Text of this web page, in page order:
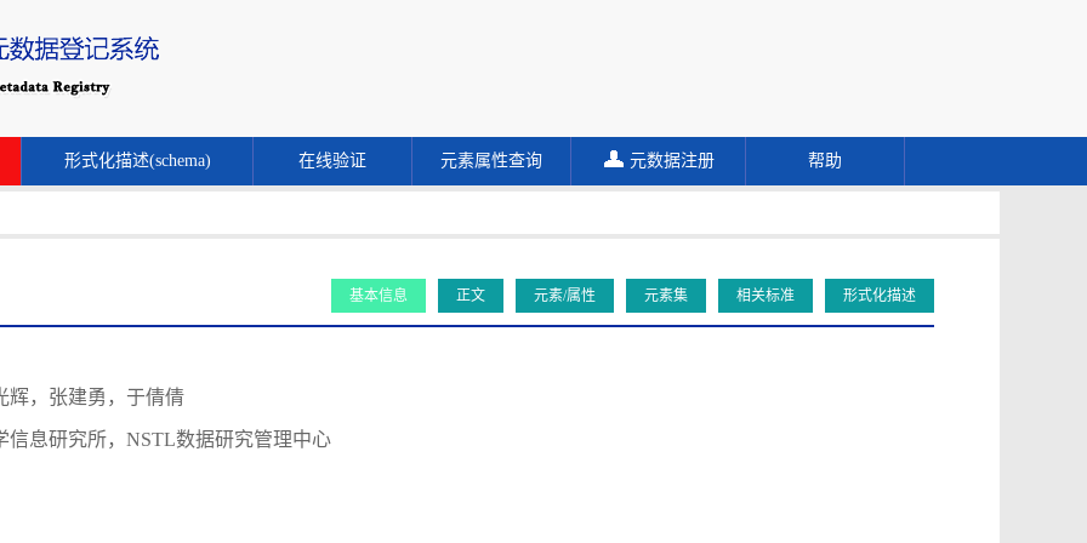
形式化描述(schema) 在线验证 元素属性查询 元数据注册 帮助
基本信息 正文 元素/属性 元素集 相关标准 形式化描述
辉，张建勇，于倩倩
信息研究所，NSTL数据研究管理中心